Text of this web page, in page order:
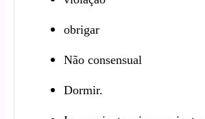
obrigar
Não consensual
Dormir.